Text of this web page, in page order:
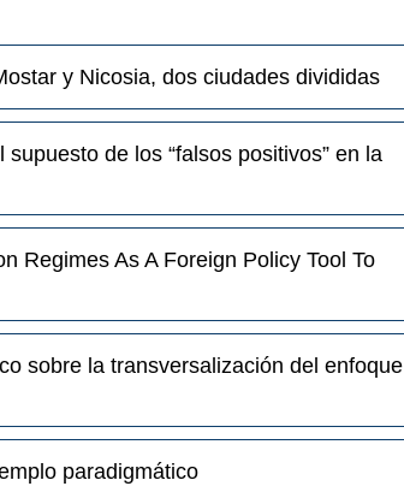
y Nicosia, dos ciudades divididas
de los “falsos positivos” en la
Regimes As A Foreign Policy Tool To
sobre la transversalización del enfoque
paradigmático